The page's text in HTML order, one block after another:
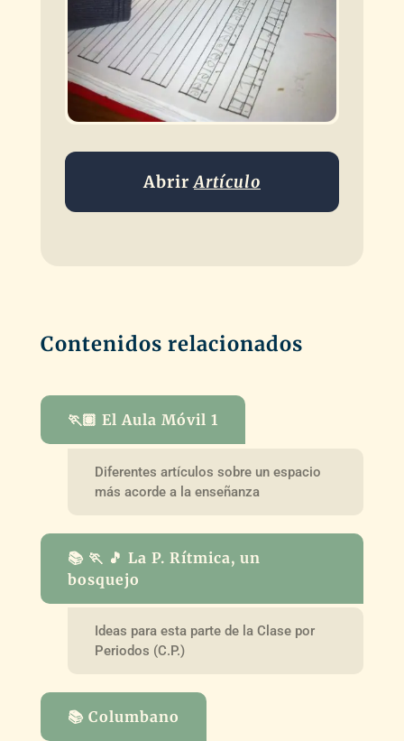
AbrirArtículo
Contenidos relacionados
🏃🏽 El Aula Móvil 1
Diferentes artículos sobre un espacio
más acorde a la enseñanza
📚 🏃 🎵 La P. Rítmica, un
bosquejo
Ideas para esta parte de la Clase por
Periodos (C.P.)
📚 Columbano